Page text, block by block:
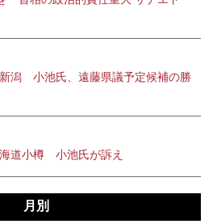
潟 小池氏、遠藤県議予定候補の勝
道小樽 小池氏が訴え
月別